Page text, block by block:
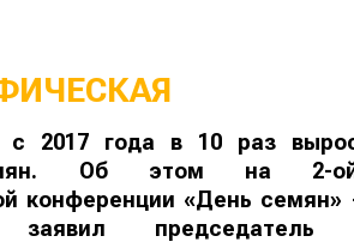
с 2017 года в 10 раз
Об этом на 2-
конференции «День семян»
заявил председатель
и